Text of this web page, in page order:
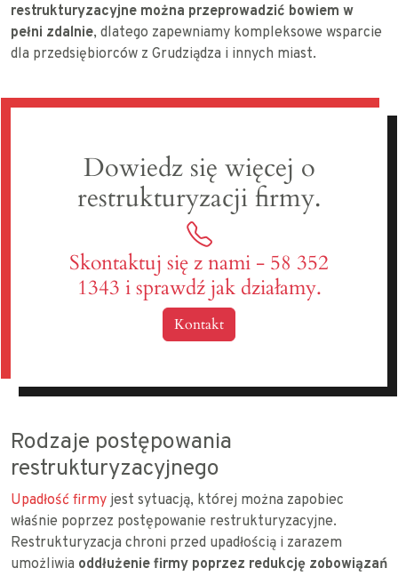
restrukturyzacyjne można przeprowadzić bowiem w
pełni zdalnie, dlatego zapewniamy kompleksowe wsparcie
dla przedsiębiorców z Grudziądza i innych miast.
Dowiedz się więcej o
restrukturyzacji firmy.
Skontaktuj się z nami - 58 352
1343 i sprawdź jak działamy.
Kontakt
Rodzaje postępowania
restrukturyzacyjnego
Upadłość firmy jest sytuacją, której można zapobiec
właśnie poprzez postępowanie restrukturyzacyjne.
Restrukturyzacja chroni przed upadłością i zarazem
umożliwia oddłużenie firmy poprzez redukcję zobowiązań